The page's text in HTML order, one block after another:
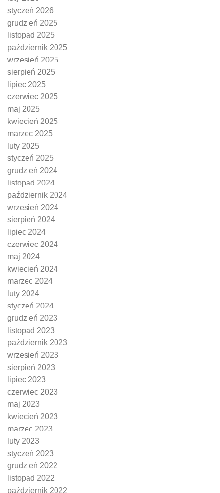
styczeń 2026
grudzień 2025
listopad 2025
październik 2025
wrzesień 2025
sierpień 2025
lipiec 2025
czerwiec 2025
maj 2025
kwiecień 2025
marzec 2025
luty 2025
styczeń 2025
grudzień 2024
listopad 2024
październik 2024
wrzesień 2024
sierpień 2024
lipiec 2024
czerwiec 2024
maj 2024
kwiecień 2024
marzec 2024
luty 2024
styczeń 2024
grudzień 2023
listopad 2023
październik 2023
wrzesień 2023
sierpień 2023
lipiec 2023
czerwiec 2023
maj 2023
kwiecień 2023
marzec 2023
luty 2023
styczeń 2023
grudzień 2022
listopad 2022
październik 2022